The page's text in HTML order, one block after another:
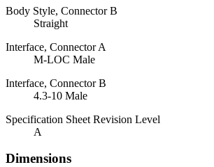
Body Style, Connector B
Straight
Interface, Connector A
M-LOC Male
Interface, Connector B
4.3-10 Male
Specification Sheet Revision Level
A
Dimensions